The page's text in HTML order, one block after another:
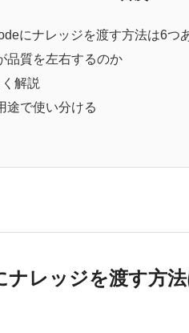
にナレッジを渡す方法は6つ
品質を左右するのか
解説
途で使い分ける
レッジを渡す方